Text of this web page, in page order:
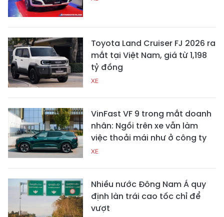
Toyota Land Cruiser FJ 2026 ra
mắt tại Việt Nam, giá từ 1,198
tỷ đồng
XE
VinFast VF 9 trong mắt doanh
nhân: Ngồi trên xe vẫn làm
việc thoải mái như ở công ty
XE
Nhiều nước Đông Nam Á quy
định làn trái cao tốc chỉ để
vượt